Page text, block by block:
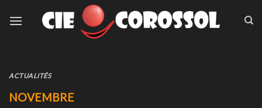
ACTUALITÉS
NOVEMBRE